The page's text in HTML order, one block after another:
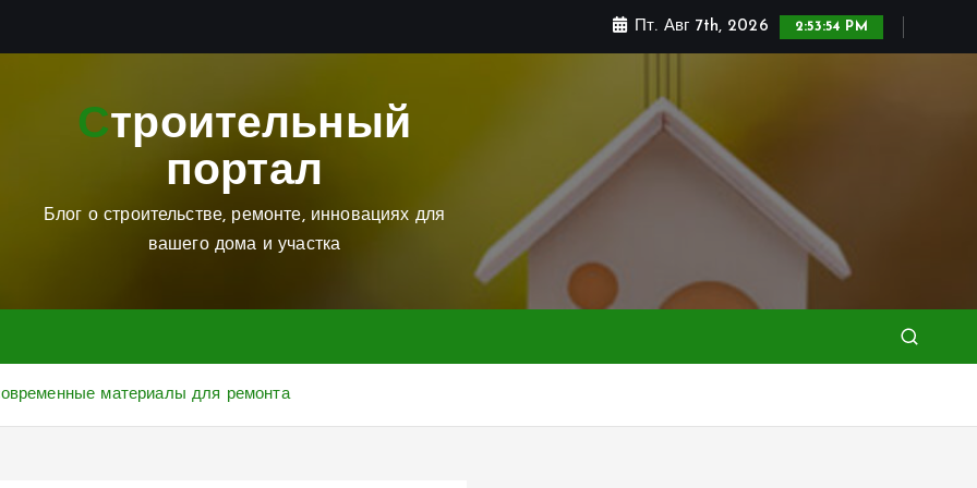
Пт. Авг 7th, 2026 2:53:56 PM
Строительный
портал
Блог о строительстве, ремонте, инновациях для
вашего дома и участка
материалы для ремонта